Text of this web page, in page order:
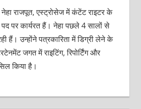
–
ASTROSAGE
MAGAZINE
नेहा राजपूत, एस्ट्रोसेज में कंटेंट राइटर के
पद पर कार्यरत हैं। नेहा पछले 4 सालों से
हैं। उन्होंने पत्रकारिता में डिग्री लेने के
जगत में राइटिंग, रिपोर्टिंग और
किया है।